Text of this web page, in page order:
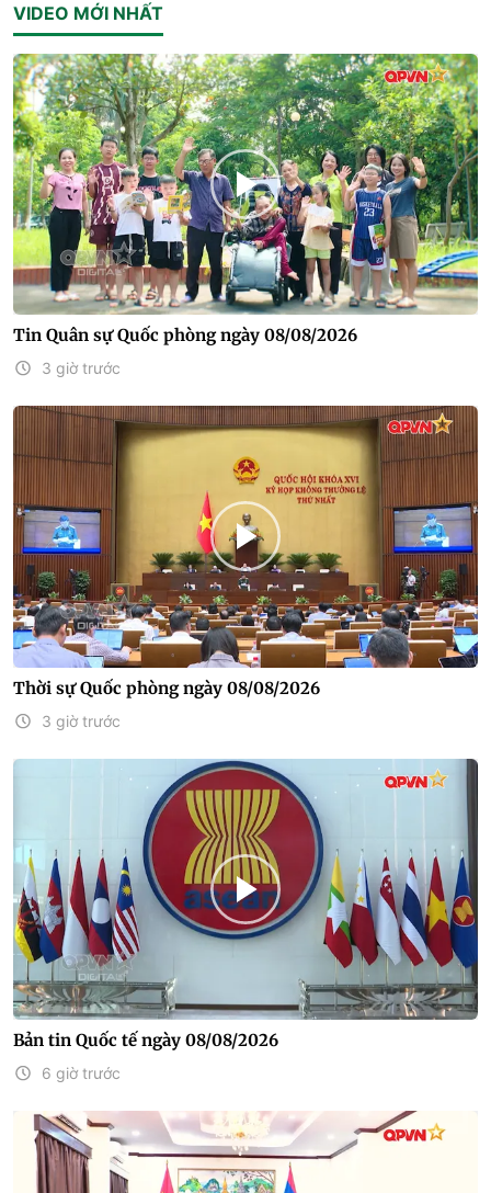
VIDEO MỚI NHẤT
Tin Quân sự Quốc phòng ngày 08/08/2026
3 giờ trước
Thời sự Quốc phòng ngày 08/08/2026
3 giờ trước
Bản tin Quốc tế ngày 08/08/2026
6 giờ trước